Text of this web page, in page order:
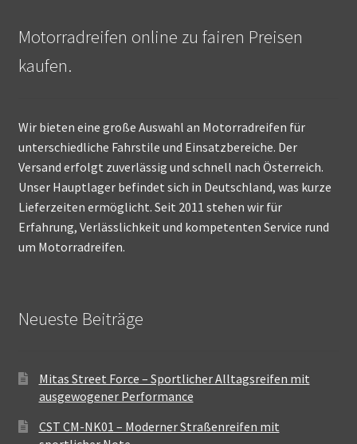
Motorradreifen online zu fairen Preisen
kaufen.
Wir bieten eine große Auswahl an Motorradreifen für
unterschiedliche Fahrstile und Einsatzbereiche. Der
Versand erfolgt zuverlässig und schnell nach Österreich.
Unser Hauptlager befindet sich in Deutschland, was kurze
Lieferzeiten ermöglicht. Seit 2011 stehen wir für
Erfahrung, Verlässlichkeit und kompetenten Service rund
um Motorradreifen.
Neueste Beiträge
Mitas Street Force – Sportlicher Alltagsreifen mit
ausgewogener Performance
CST CM-NK01 – Moderner Straßenreifen mit